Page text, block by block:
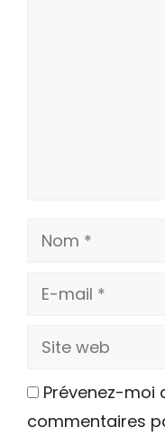
Nom
E-
Site
Prévenez-moi
commentaires